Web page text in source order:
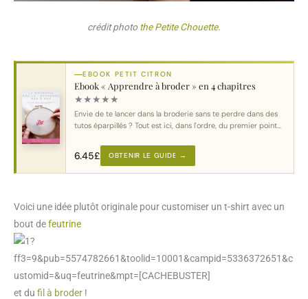
crédit photothe Petite Chouette.
EBOOK PETIT CITRON
Ebook « Apprendre à broder » en 4 chapitres
★★★★★
Envie de te lancer dans la broderie sans te perdre dans des
tutos éparpillés ? Tout est ici, dans l'ordre, du premier point
6.45£ OBTENIR LE GUIDE →
Voici une idée plutôt originale pour customiser un t-shirt avec un
bout defeutrine
et du fil à broder !